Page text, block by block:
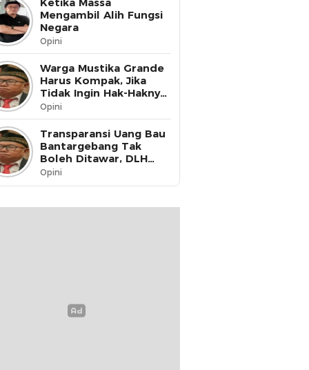
Mengambil Alih Fungsi
Negara
Opini
Warga Mustika Grande
Harus Kompak, Jika
Tidak Ingin Hak-Haknya
Dinikmati oleh Pihak
Lain
Opini
Transparansi Uang Bau
Bantargebang Tak
Boleh Ditawar, DLH
Kota Bekasi Harus Buka
Data ke Publik
Opini